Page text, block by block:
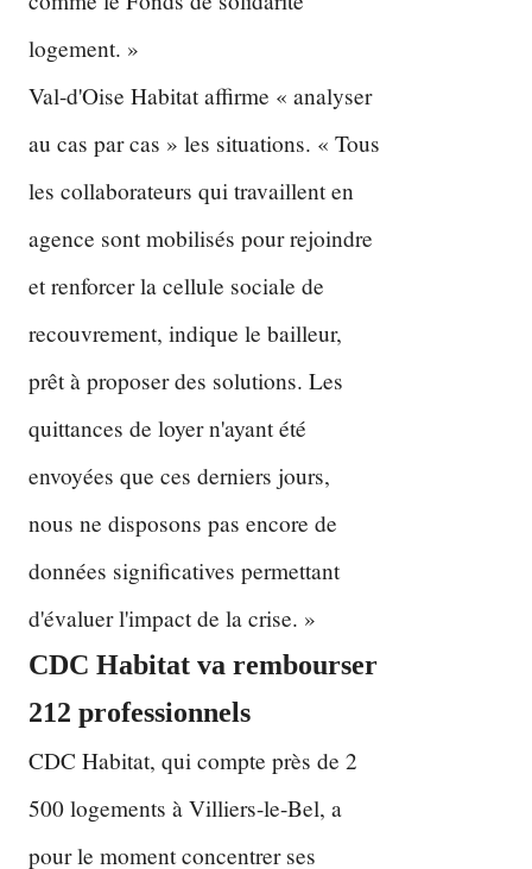
logement. »
Val-d'Oise Habitat affirme « analyser
au cas par cas » les situations. « Tous
les collaborateurs qui travaillent en
agence sont mobilisés pour rejoindre
et renforcer la cellule sociale de
recouvrement, indique le bailleur,
prêt à proposer des solutions. Les
quittances de loyer n'ayant été
envoyées que ces derniers jours,
nous ne disposons pas encore de
données significatives permettant
d'évaluer l'impact de la crise. »
CDC Habitat va rembourser
212 professionnels
CDC Habitat, qui compte près de 2
500 logements à Villiers-le-Bel, a
pour le moment concentrer ses